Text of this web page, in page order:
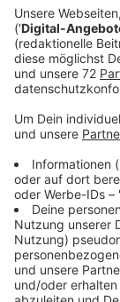
darüber
abschließend
Anwohner
fürchten
Samstag zu
Veröffentlicht:
Anzeige
Die Stadt will
auch am